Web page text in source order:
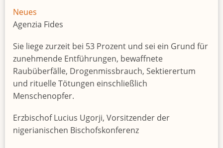
Neues
Agenzia Fides
Sie liege zurzeit bei 53 Prozent und sei ein Grund für
zunehmende Entführungen, bewaffnete
Raubüberfälle, Drogenmissbrauch, Sektierertum
und rituelle Tötungen einschließlich
Menschenopfer.
Erzbischof Lucius Ugorji, Vorsitzender der
nigerianischen Bischofskonferenz